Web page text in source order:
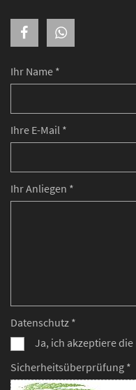
Ihr Name *
Ihre E-Mail *
Ihr Anliegen *
Datenschutz *
Ja, ich akzeptiere
Sicherheitsüberprüfung *